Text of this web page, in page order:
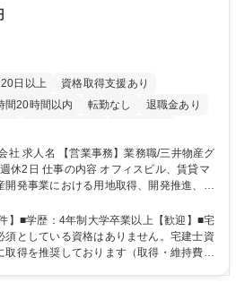
日以上
資格取得支援あり
間20時間以内 転勤なし
退職金あり
寮・社宅あり
物産グ
ビル、賃貸マ
開発事業における用地取得、開発推進、賃
を行う営業部門において事務業務を担当
払業務（各種費用支払、支払管理、請
ター申請対応）・予算作成及び予実管
】■学歴：4年制大学卒業以上【歓迎】■宅
としている資格はありません。宅建士資
得を推奨しております（取得・維持費用